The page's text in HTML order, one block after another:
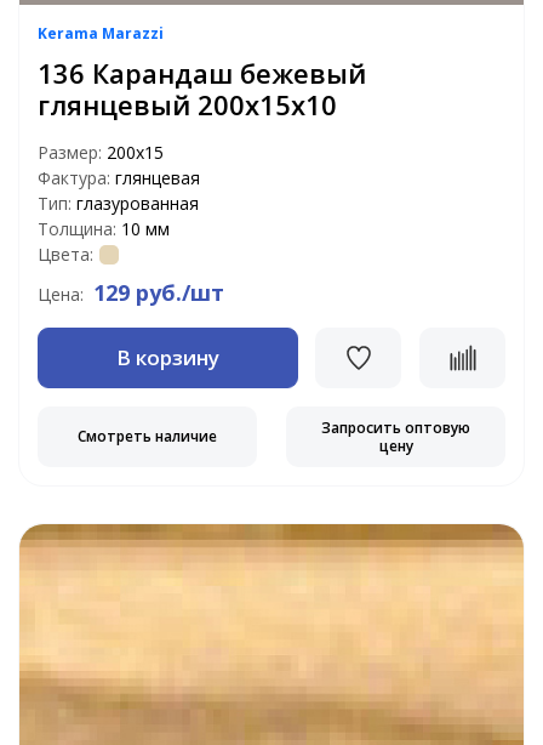
Kerama Marazzi
136 Карандаш бежевый
глянцевый 200х15х10
Размер: 200х15
Фактура: глянцевая
Тип: глазурованная
Толщина: 10 мм
Цвета:
Цена: 129 руб./шт
В корзину
Смотреть наличие
Запросить оптовую
цену